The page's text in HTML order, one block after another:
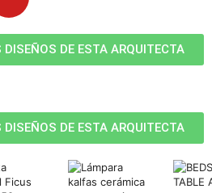
DISEÑOS DE ESTA ARQUITECTA
DISEÑOS DE ESTA ARQUITECTA